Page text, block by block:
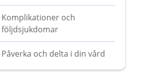
Komplikationer och
följdsjukdomar
Påverka och delta i din vård